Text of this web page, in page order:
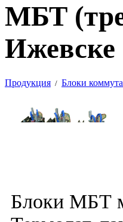
МБТ
Ижевске
Продукция / Блоки
Блоки МБТ